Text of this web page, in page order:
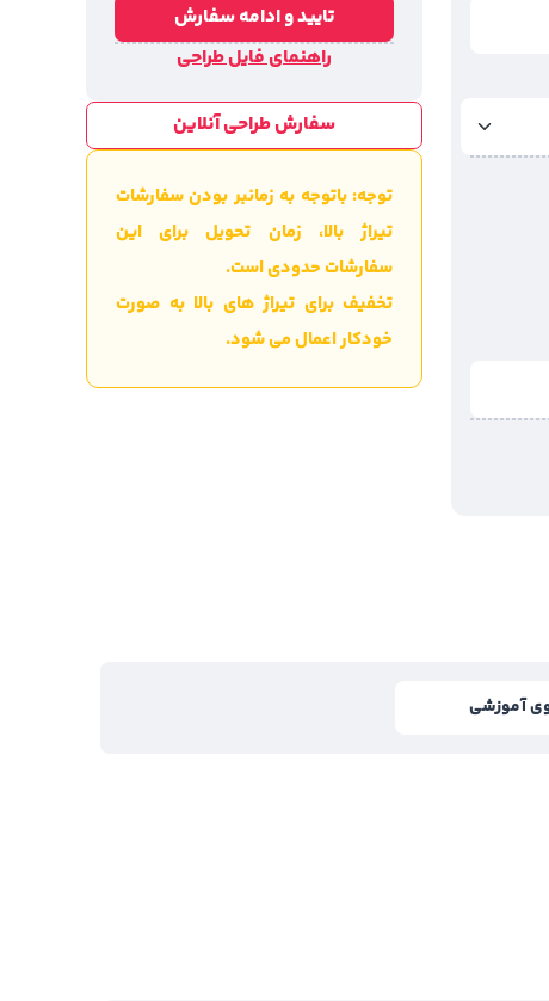
تایید و ادامه سفارش
راهنمای فایل طراحی
سفارش طراحی آنلاین
توجه: باتوجه به زمانبر بودن سفارشات
تیراژ بالا، زمان تحویل برای این
سفارشات حدودی است.
تخفیف برای تیراژ های بالا به صورت
خودکار اعمال می شود.
آموزشی